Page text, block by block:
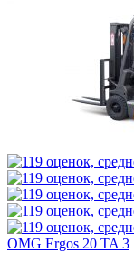
OMG Ergos 20 TA 3